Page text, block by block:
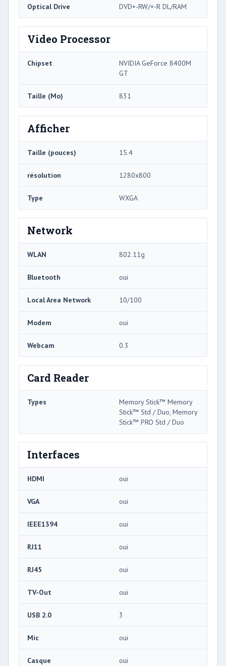
Optical Drive DVD+-RW/+-R DL/RAM
Video Processor
Chipset
NVIDIA GeForce 8400M
GT
Taille (Mo) 831
Afficher
Taille (pouces) 15.4
résolution 1280x800
Type WXGA
Network
WLAN 802.11g
Bluetooth oui
Local Area Network 10/100
Modem oui
Webcam 0.3
Card Reader
Types
Memory Stick™ Memory
Stick™ Std / Duo, Memory
Stick™ PRO Std / Duo
Interfaces
HDMI oui
VGA oui
IEEE1394 oui
RJ11 oui
RJ45 oui
TV-Out oui
USB 2.0 3
Mic oui
Casque oui